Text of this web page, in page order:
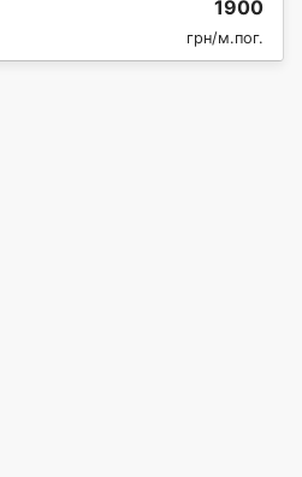
1900
грн/м.пог.